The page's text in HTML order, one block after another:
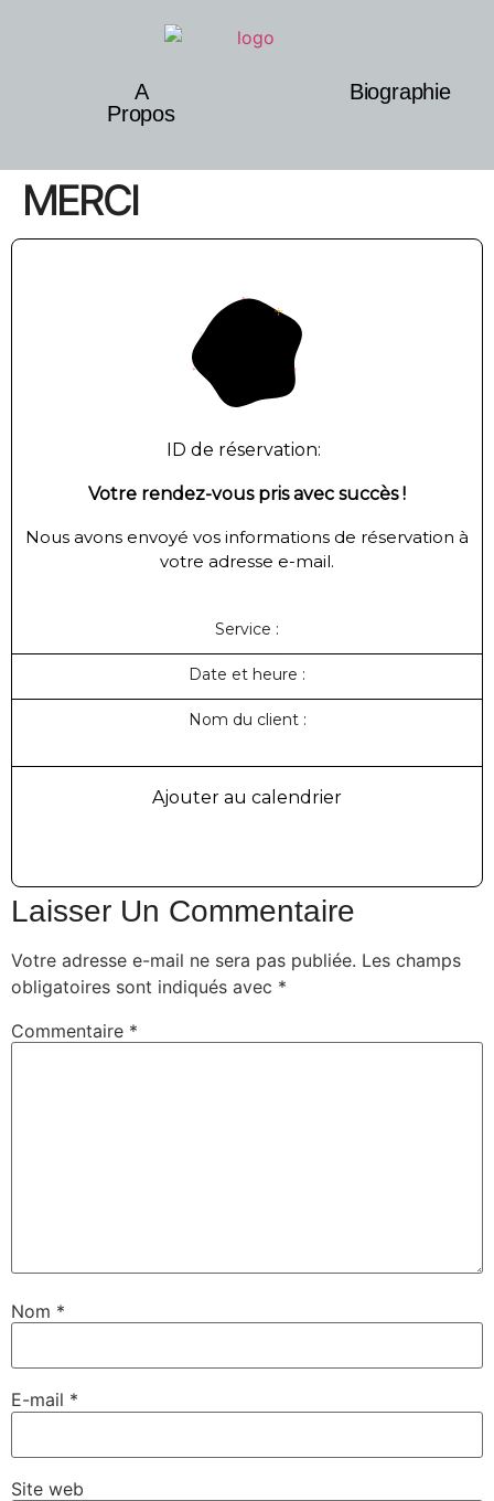
A
Propos
Biographie
MERCI
ID de réservation:
Votre rendez-vous pris avec succès !
Nous avons envoyé vos informations de réservation à
votre adresse e-mail.
Service :
Date et heure :
Nom du client :
Ajouter au calendrier
Laisser Un Commentaire
Votre adresse e-mail ne sera pas publiée. Les champs
obligatoires sont indiqués avec *
Commentaire *
Nom *
E-mail *
Site web